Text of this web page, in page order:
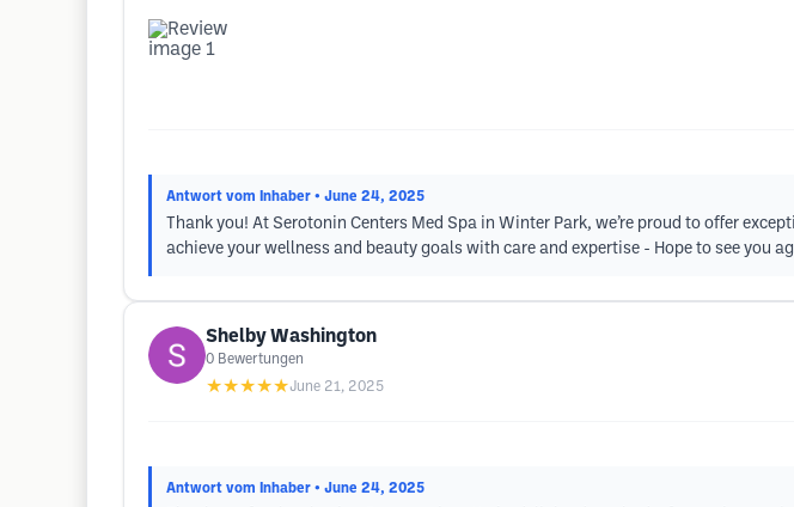
Antwort vom Inhaber • June 24, 2025
Thank you! At Serotonin Centers Med Spa in Winter Park, we’re proud to offer
achieve your wellness and beauty goals with care and expertise - Hope to see you
Shelby Washington
0 Bewertungen
★★★★★June 21, 2025
Antwort vom Inhaber • June 24, 2025